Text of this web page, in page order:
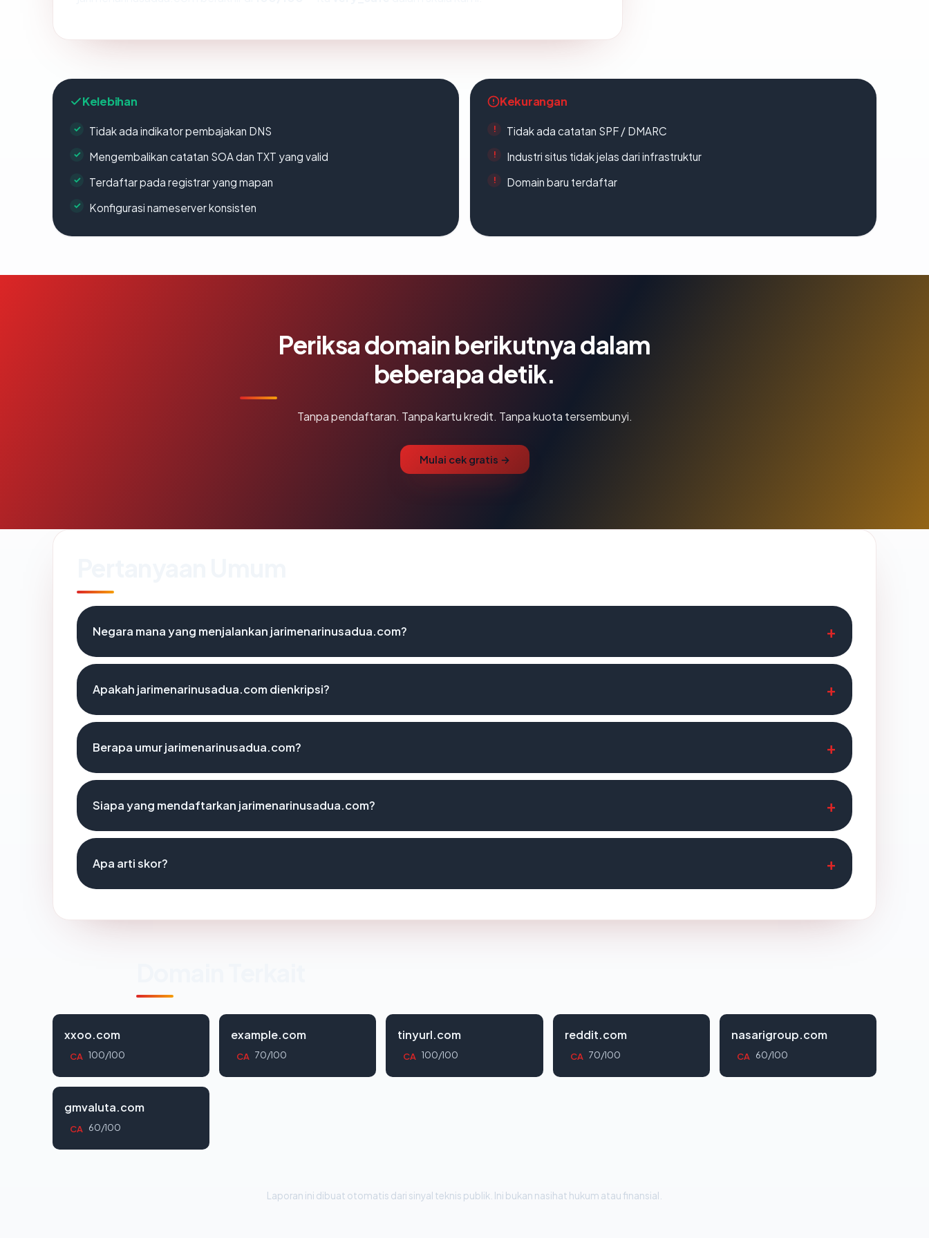
Kelebihan
Tidak ada indikator pembajakan DNS
Mengembalikan catatan SOA dan TXT yang valid
Terdaftar pada registrar yang mapan
Konfigurasi nameserver konsisten
Kekurangan
Tidak ada catatan SPF / DMARC
Industri situs tidak jelas dari infrastruktur
Domain baru terdaftar
Periksa domain berikutnya dalam
beberapa detik.
Tanpa pendaftaran. Tanpa kartu kredit. Tanpa kuota tersembunyi.
Mulai cek gratis →
Negara mana yang menjalankan jarimenarinusadua.com?
Apakah jarimenarinusadua.com dienkripsi?
Berapa umur jarimenarinusadua.com?
Siapa yang mendaftarkan jarimenarinusadua.com?
Apa arti skor?
xxoo.com
CA 100/100
example.com
CA 70/100
tinyurl.com
CA 100/100
reddit.com
CA 70/100
nasarigroup.com
CA 60/100
gmvaluta.com
CA 60/100
Laporan ini dibuat otomatis dari sinyal teknis publik. Ini bukan nasihat hukum atau finansial.